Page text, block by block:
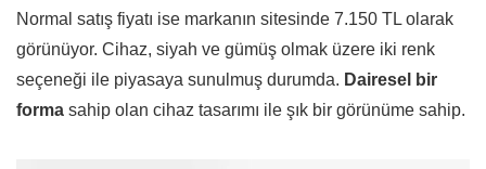
Normal satış fiyatı ise markanın sitesinde 7.150 TL olarak
görünüyor. Cihaz, siyah ve gümüş olmak üzere iki renk
seçeneği ile piyasaya sunulmuş durumda. Dairesel bir
forma sahip olan cihaz tasarımı ile şık bir görünüme sahip.